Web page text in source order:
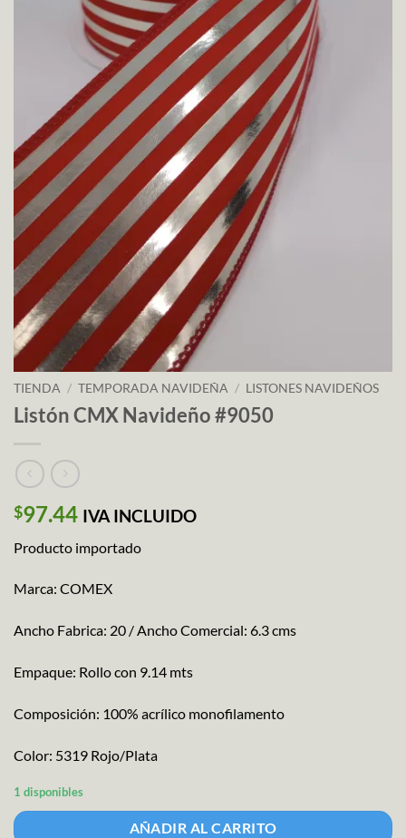
TIENDA / TEMPORADA NAVIDEÑA / LISTONES NAVIDEÑOS
Listón CMX Navideño #9050
$97.44 IVA INCLUIDO
Producto importado
Marca: COMEX
Ancho Fabrica: 20 / Ancho Comercial: 6.3 cms
Empaque: Rollo con 9.14 mts
Composición: 100% acrílico monofilamento
Color: 5319 Rojo/Plata
1 disponibles
AÑADIR AL CARRITO